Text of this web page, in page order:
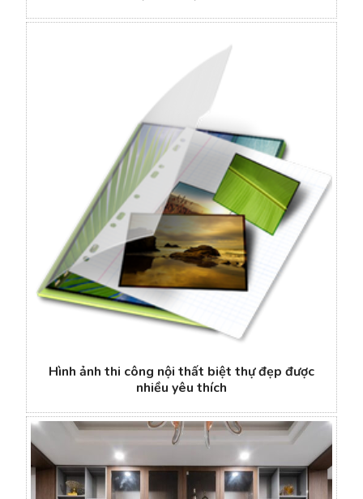
Hình ảnh thi công nội thất biệt thự đẹp được
nhiều yêu thích